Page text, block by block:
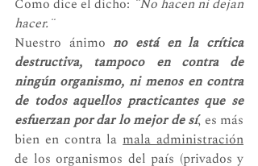
Como dice el dicho: ¨No hacen ni dejan
hacer.¨
Nuestro ánimo no está en la crítica
destructiva, tampoco en contra de
ningún organismo, ni menos en contra
de todos aquellos practicantes que se
esfuerzan por dar lo mejor de sí, es más
bien en contra la mala administración
de los organismos del país (privados y